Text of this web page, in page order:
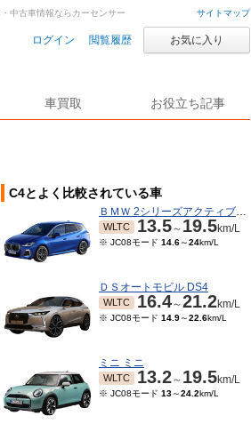
サイトマップ
ログイン 閲覧履歴 お気に入り
車買取 お役立ち記事
中古車情報ならカーセンサー
C4とよく比較されている車
ＢＭＷ 2シリーズアクティブツアラー
WLTC 13.5～ 19.5km/L
※ JC08モード 14.6～24km/L
ＤＳオートモビル DS4
WLTC 16.4～21.2km/L
※ JC08モード 14.9～22.6km/L
ミニ ミニ
WLTC 13.2～ 19.5km/L
※ JC08モード 13～24.2km/L